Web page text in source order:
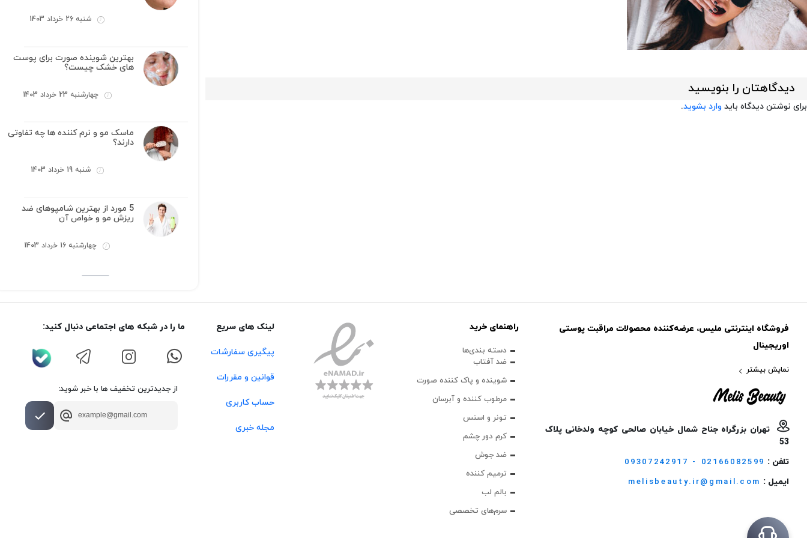
دیدگاهتان را بنویسید
برای نوشتن دیدگاه باید وارد بشوید.
شنبه 26 خرداد 1403
بهترین شوینده صورت برای پوست
های خشک چیست؟
چهارشنبه 23 خرداد 1403
ماسک مو و نرم کننده ها چه تفاوتی
دارند؟
شنبه 19 خرداد 1403
5 مورد از بهترین شامپوهای ضد
ریزش مو و خواص آن
چهارشنبه 16 خرداد 1403
فروشگاه اینترنتی ملیس، عرضه‌کننده محصولات مراقبت پوستی
اوریجینال
نمایش بیشتر
تهران بزرگراه جناح شمال خیابان صالحی کوچه ولدخانی پلاک
53
تلفن : 09307242917 - 02166082599
ایمیل : melisbeauty.ir@gmail.com
راهنمای خرید
دسته بندی‌ها
ضد آفتاب
شوینده و پاک‌ کننده صورت
مرطوب کننده و آبرسان
تونر و اسنس
کرم دور چشم
ضد جوش
ترمیم کننده
بالم لب
سرم‌های تخصصی
لینک های سریع
پیگیری سفارشات
قوانین و مقررات
حساب کاربری
مجله خبری
ما را در شبکه های اجتماعی دنبال کنید:
از جدیدترین تخفیف ها با خبر شوید: